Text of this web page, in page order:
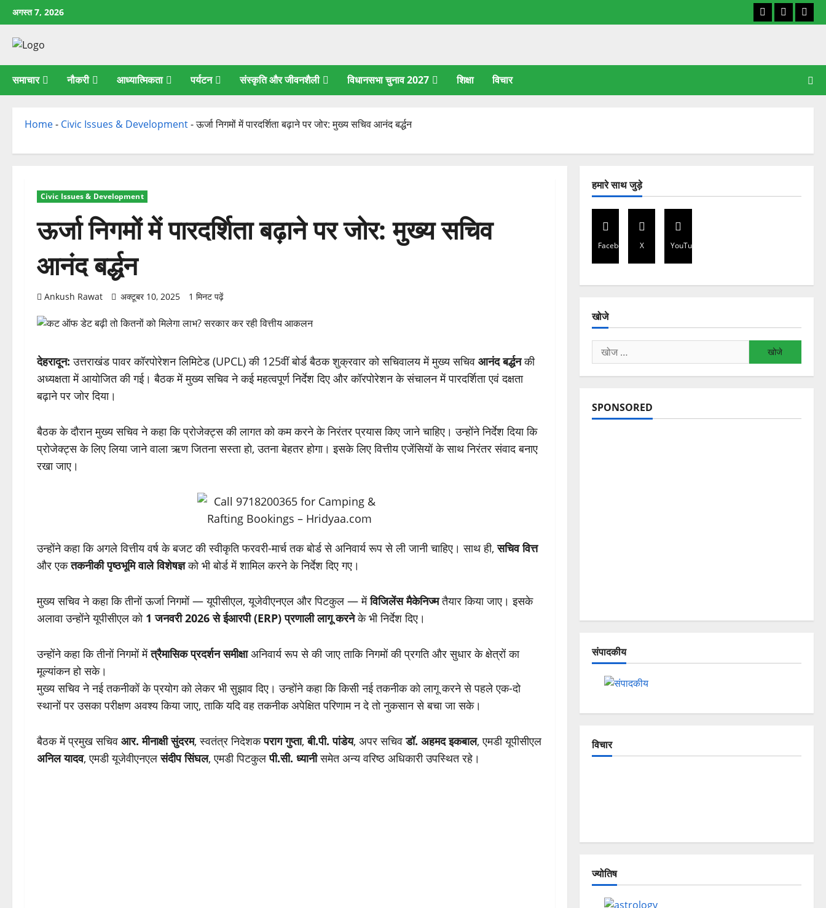
छोड़कर
सामग्री
अगस्त 7, 2026 Facebook
X
समाचार नौकरी आध्यात्मिकता पर्यटन संस्कृति और जीवनशैली विधानसभा चुनाव 2027 शिक्षा विचार
Home- Civic Issues & Development-ऊर्जा निगमों में पारदर्शिता बढ़ाने पर जोर: मुख्य सचिव आनंद बर्द्धन
Civic Issues & Development
ऊर्जा निगमों में पारदर्शिता बढ़ाने पर जोर: मुख्य सचिव
आनंद बर्द्धन
Ankush Rawat अक्टूबर 10, 2025 1 मिनट पढ़ें
देहरादून: उत्तराखंड पावर कॉरपोरेशन लिमिटेड (UPCL) की 125वीं बोर्ड बैठक शुक्रवार को सचिवालय में मुख्य सचिव आनंद बर्द्धनकी
अध्यक्षता में आयोजित की गई। बैठक में मुख्य सचिव ने कई महत्वपूर्ण निर्देश दिए और कॉरपोरेशन के संचालन में पारदर्शिता एवं दक्षता
बढ़ाने पर जोर दिया।
बैठक के दौरान मुख्य सचिव ने कहा कि प्रोजेक्ट्स की लागत को कम करने के निरंतर प्रयास किए जाने चाहिए। उन्होंने निर्देश दिया कि
प्रोजेक्ट्स के लिए लिया जाने वाला ऋण जितना सस्ता हो, उतना बेहतर होगा। इसके लिए वित्तीय एजेंसियों के साथ निरंतर संवाद बनाए
रखा जाए।
उन्होंने कहा कि अगले वित्तीय वर्ष के बजट की स्वीकृति फरवरी-मार्च तक बोर्ड से अनिवार्य रूप से ली जानी चाहिए। साथ ही,सचिव वित्त
और एकतकनीकी पृष्ठभूमि वाले विशेषज्ञको भी बोर्ड में शामिल करने के निर्देश दिए गए।
मुख्य सचिव ने कहा कि तीनों ऊर्जा निगमों — यूपीसीएल, यूजेवीएनएल और पिटकुल — मेंविजिलेंस मैकेनिज्मतैयार किया जाए। इसके
अलावा उन्होंने यूपीसीएल को 1 जनवरी 2026 से ईआरपी (ERP) प्रणाली लागू करनेके भी निर्देश दिए।
उन्होंने कहा कि तीनों निगमों मेंत्रैमासिक प्रदर्शन समीक्षाअनिवार्य रूप से की जाए ताकि निगमों की प्रगति और सुधार के क्षेत्रों का
मूल्यांकन हो सके।
मुख्य सचिव ने नई तकनीकों के प्रयोग को लेकर भी सुझाव दिए। उन्होंने कहा कि किसी नई तकनीक को लागू करने से पहले एक-दो
स्थानों पर उसका परीक्षण अवश्य किया जाए, ताकि यदि वह तकनीक अपेक्षित परिणाम न दे तो नुकसान से बचा जा सके।
बैठक में प्रमुख सचिव आर. मीनाक्षी सुंदरम, स्वतंत्र निदेशकपराग गुप्ता,बी.पी. पांडेय, अपर सचिवडॉ. अहमद इकबाल, एमडी यूपीसीएल
अनिल यादव, एमडी यूजेवीएनएलसंदीप सिंघल, एमडी पिटकुलपी.सी. ध्यानीसमेत अन्य वरिष्ठ अधिकारी उपस्थित रहे।
हमारे साथ जुड़े
Facebook X YouTube
खोजे
निम्न
को
खोजें:
SPONSORED
संपादकीय
विचार
ज्योतिष